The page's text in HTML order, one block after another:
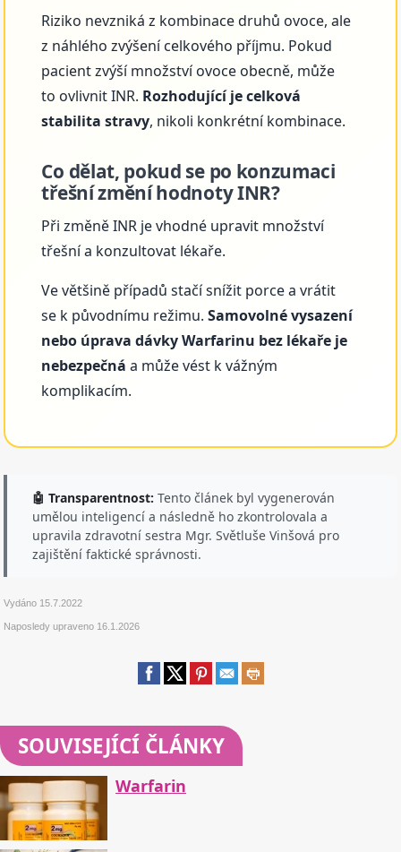
Riziko nevzniká z kombinace druhů ovoce, ale
z náhlého zvýšení celkového příjmu. Pokud
pacient zvýší množství ovoce obecně, může
to ovlivnit INR. Rozhodující je celková
stabilita stravy, nikoli konkrétní kombinace.
Co dělat, pokud se po konzumaci
třešní změní hodnoty INR?
Při změně INR je vhodné upravit množství
třešní a konzultovat lékaře.
Ve většině případů stačí snížit porce a vrátit
se k původnímu režimu.Samovolné vysazení
nebo úprava dávky Warfarinu bez lékaře je
nebezpečná a může vést k vážným
komplikacím.
🤖 Transparentnost: Tento článek byl vygenerován
umělou inteligencí a následně ho zkontrolovala a
upravila zdravotní sestra Mgr. Světluše Vinšová pro
zajištění faktické správnosti.
Vydáno 15.7.2022
Naposledy upraveno 16.1.2026
SOUVISEJÍCÍ ČLÁNKY
Warfarin